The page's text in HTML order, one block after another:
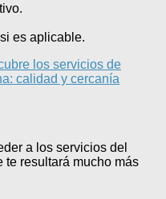
es aplicable.
los servicios de
calidad y cercanía
a los servicios del
te resultará mucho más